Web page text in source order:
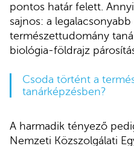
pontos határ felett.
sajnos: a
természettudomány
biológia-földrajz
Csoda történt a
tanárképzésben?
A harmadik tényező
Nemzeti Közszolgálati